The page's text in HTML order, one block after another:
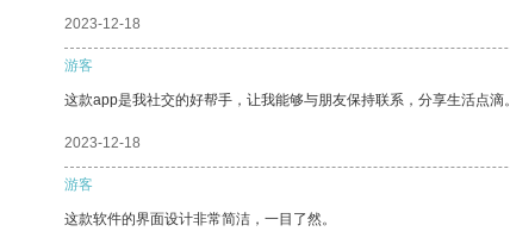
2023-12-18
游客
这款app是我社交的好帮手，让我能够与朋友保持联系，分享生活点滴。
2023-12-18
游客
这款软件的界面设计非常简洁，一目了然。